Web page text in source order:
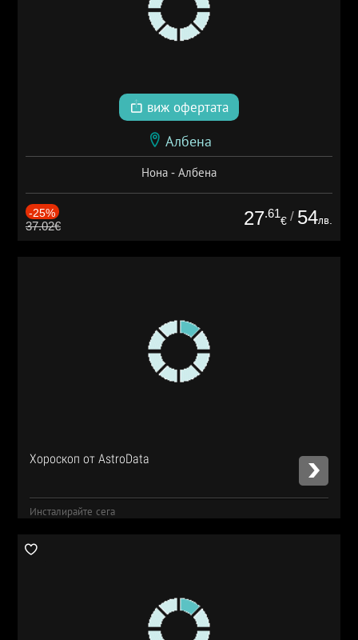
виж офертата
Албена
Нона - Албена
-25%
37.02€ 27.61
€ / 54лв.
Хороскоп от AstroData
Инсталирайте сега